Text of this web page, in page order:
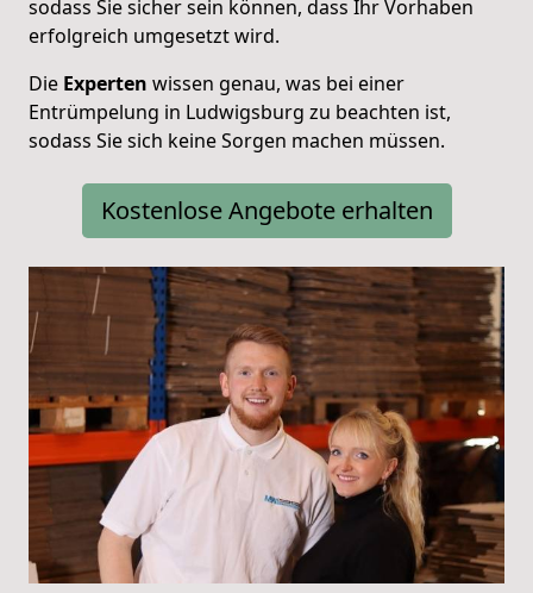
sodass Sie sicher sein können, dass Ihr Vorhaben
erfolgreich umgesetzt wird.
Die Experten wissen genau, was bei einer
Entrümpelung in Ludwigsburg zu beachten ist,
sodass Sie sich keine Sorgen machen müssen.
Kostenlose Angebote erhalten